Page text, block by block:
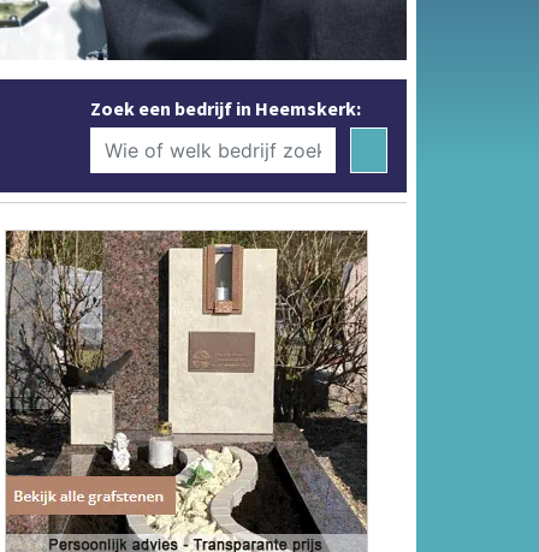
Zoek een bedrijf in Heemskerk: